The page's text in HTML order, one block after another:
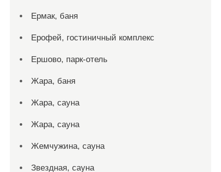
Ермак, баня
Ерофей, гостиничный комплекс
Ершово, парк-отель
Жара, баня
Жара, сауна
Жара, сауна
Жемчужина, сауна
Звездная, сауна